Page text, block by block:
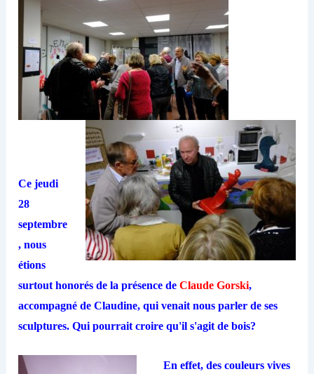
Ce jeudi
28
septembre
, nous
étions
surtout honorés de la présence deClaude Gorski,
accompagné de Claudine, qui venait nous parler de ses
sculptures. Qui pourrait croire qu'il s'agit de bois?
En effet, des couleurs vives